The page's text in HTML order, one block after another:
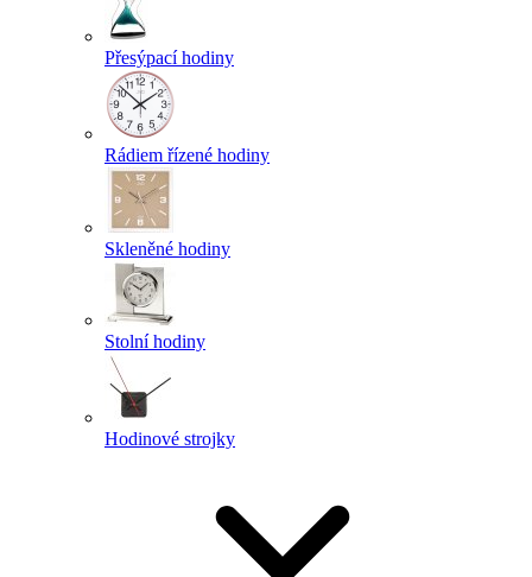
Přesýpací hodiny
Rádiem řízené hodiny
Skleněné hodiny
Stolní hodiny
Hodinové strojky